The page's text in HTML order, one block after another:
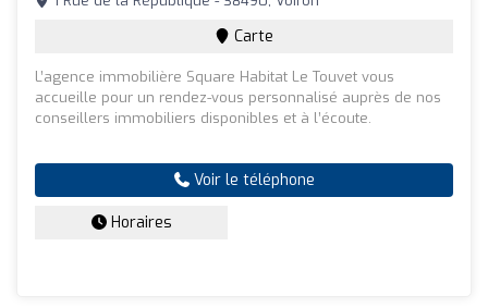
Carte
L’agence immobilière Square Habitat Le Touvet vous
accueille pour un rendez-vous personnalisé auprès de nos
conseillers immobiliers disponibles et à l’écoute.
Voir le téléphone
Horaires